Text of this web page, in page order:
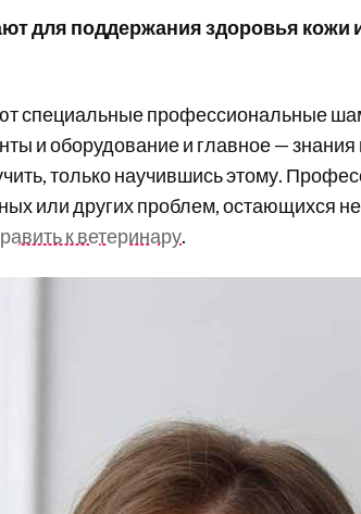
для поддержания здоровья кожи
специальные профессиональные
и оборудование и главное —
только научившись этому.
или других проблем, остающихся
к ветеринару.